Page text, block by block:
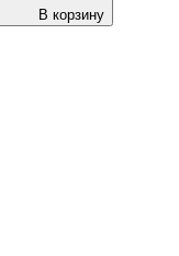
В корзину